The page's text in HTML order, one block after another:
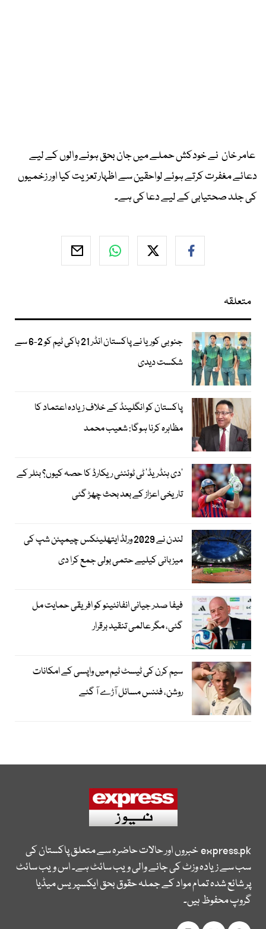
عامر خان نے خودکش حملے میں جان بحق ہونے والوں کے لیے
دعائے مغفرت کرتے ہوئے لواحقین سے اظہار تعزیت کیا اور زخمیوں
کی جلد صحتیابی کے لیے دعا کی ہے۔
متعلقہ
جنوبی کوریا نے پاکستان انڈر 21 ہاکی ٹیم کو 2-6 سے
شکست دیدی
پاکستان کو انگلینڈ کے خلاف زیادہ اعتماد کا
مظاہرہ کرنا ہوگا: شعیب محمد
’دی ہنڈریڈ‘ ٹی ٹوئنٹی ریکارڈ کا حصہ کیوں؟ بٹلر کے
تاریخی اعزاز کے بعد بحث چھڑ گئی
لندن نے 2029 ورلڈ ایتھلیٹکس چیمپئن شپ کی
میزبانی کیلیے حتمی بولی جمع کرا دی
فیفا صدر جیانی انفانٹینو کو افریقی حمایت مل
گئی، مگر عالمی تنقید برقرار
سیم کرن کی ٹیسٹ ٹیم میں واپسی کے امکانات
روشن، فٹنس مسائل آڑے آ گئے
express.pkخبروں اور حالات حاضرہ سے متعلق پاکستان کی
سب سے زیادہ وزٹ کی جانے والی ویب سائٹ ہے۔ اس ویب سائٹ
پر شائع شدہ تمام مواد کے جملہ حقوق بحق ایکسپریس میڈیا
گروپ محفوظ ہیں۔